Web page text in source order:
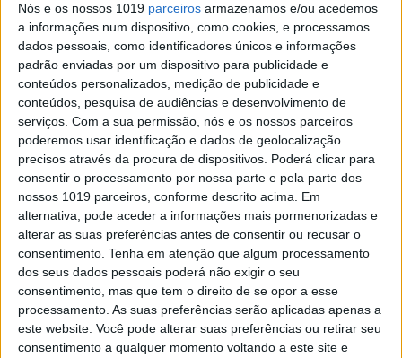
Nós e os nossos 1019 parceiros armazenamos e/ou acedemos
a informações num dispositivo, como cookies, e processamos
dados pessoais, como identificadores únicos e informações
padrão enviadas por um dispositivo para publicidade e
conteúdos personalizados, medição de publicidade e
conteúdos, pesquisa de audiências e desenvolvimento de
serviços. Com a sua permissão, nós e os nossos parceiros
poderemos usar identificação e dados de geolocalização
precisos através da procura de dispositivos. Poderá clicar para
consentir o processamento por nossa parte e pela parte dos
nossos 1019 parceiros, conforme descrito acima. Em
alternativa, pode aceder a informações mais pormenorizadas e
alterar as suas preferências antes de consentir ou recusar o
consentimento. Tenha em atenção que algum processamento
dos seus dados pessoais poderá não exigir o seu
consentimento, mas que tem o direito de se opor a esse
processamento. As suas preferências serão aplicadas apenas a
este website. Você pode alterar suas preferências ou retirar seu
consentimento a qualquer momento voltando a este site e
Esta coluna é a melhor amiga para quem gosta
de dar festas em casa, incluindo até um
microfone para fãs de karaoke e um aro de luz
personalizável, que se adapta ao ritmo da música
que estiver a tocar. Em testes, conseguimos
quatro a seis horas de autonomia, numa das
colunas mais divertidas que já analisámos
SITES DO GRUPO TRUST IN NEWS
Visão Visão Se7e